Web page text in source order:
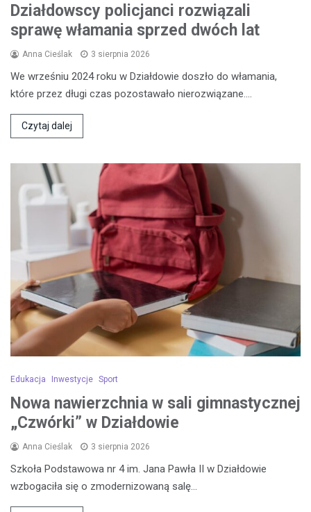
Działdowscy policjanci rozwiązali
sprawę włamania sprzed dwóch lat
Anna Cieślak 3 sierpnia 2026
We wrześniu 2024 roku w Działdowie doszło do włamania,
które przez długi czas pozostawało nierozwiązane.…
Czytaj dalej
Edukacja Inwestycje Sport
Nowa nawierzchnia w sali gimnastycznej
„Czwórki” w Działdowie
Anna Cieślak 3 sierpnia 2026
Szkoła Podstawowa nr 4 im. Jana Pawła II w Działdowie
wzbogaciła się o zmodernizowaną salę…